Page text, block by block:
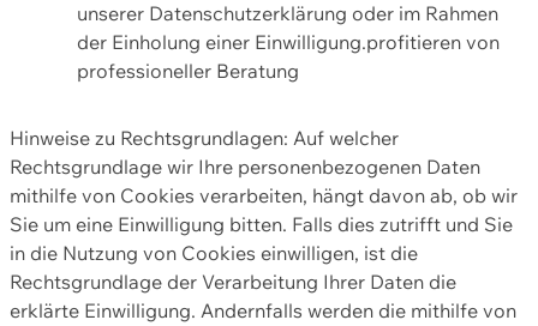
unserer Datenschutzerklärung oder im Rahmen
der Einholung einer Einwilligung.profitieren von
professioneller Beratung
Hinweise zu Rechtsgrundlagen: Auf welcher
Rechtsgrundlage wir Ihre personenbezogenen Daten
mithilfe von Cookies verarbeiten, hängt davon ab, ob wir
Sie um eine Einwilligung bitten. Falls dies zutrifft und Sie
in die Nutzung von Cookies einwilligen, ist die
Rechtsgrundlage der Verarbeitung Ihrer Daten die
erklärte Einwilligung. Andernfalls werden die mithilfe von